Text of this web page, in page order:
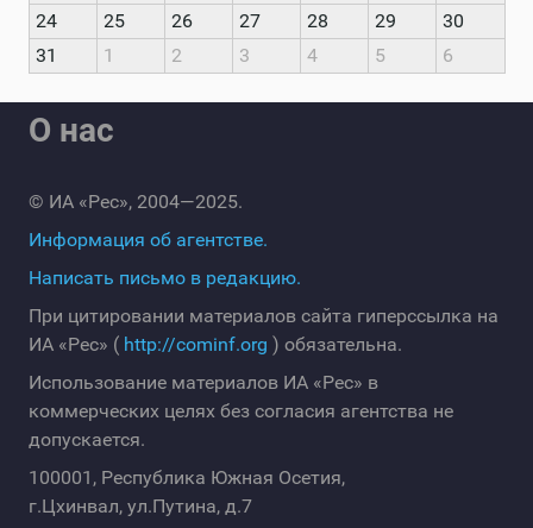
24
25 26 27 28 29
30
31
1 2 3 4 5 6
О нас
© ИА «Рес», 2004—2025.
Информация об агентстве.
Написать письмо в редакцию.
При цитировании материалов сайта гиперссылка на
ИА «Рес» ( http://cominf.org ) обязательна.
Использование материалов ИА «Рес» в
коммерческих целях без согласия агентства не
допускается.
100001, Республика Южная Осетия,
г.Цхинвал, ул.Путина, д.7